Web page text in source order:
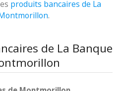
produits bancaires de La
.
de La Banque